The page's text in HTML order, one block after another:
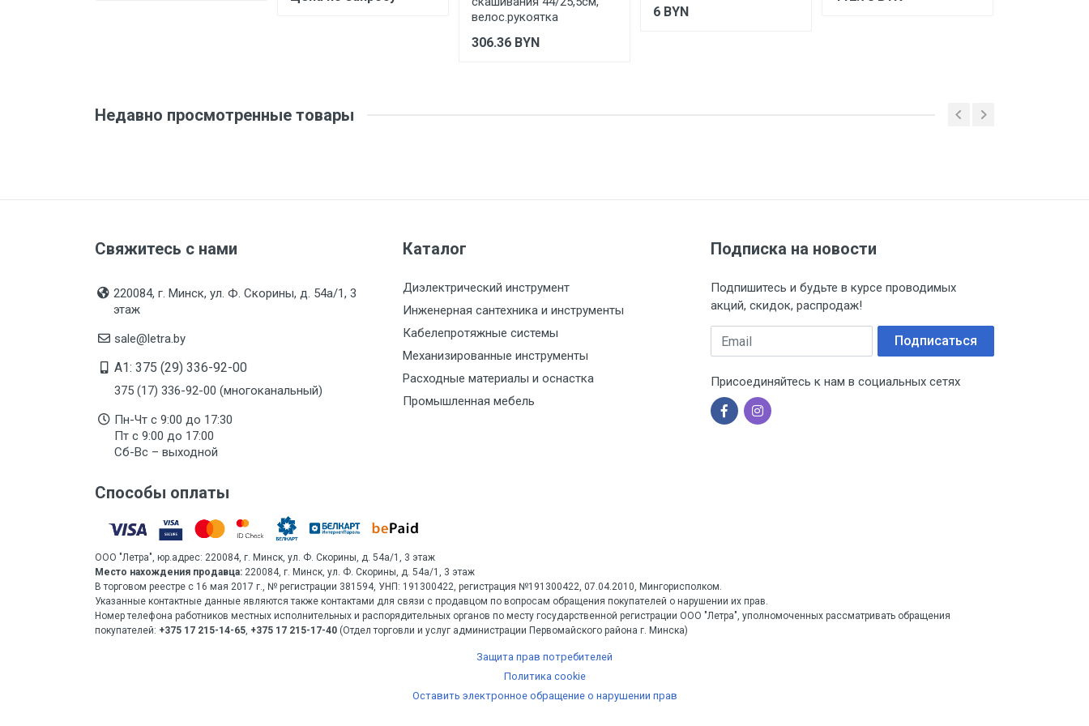
велос.рукоятка
306.36 BYN
6 BYN
Недавно просмотренные товары
Свяжитесь с нами
220084, г. Минск, ул. Ф. Скорины, д. 54а/1, 3
этаж
sale@letra.by
A1: 375 (29) 336-92-00
375 (17) 336-92-00 (многоканальный)
Пн-Чт с 9:00 до 17:30
Пт с 9:00 до 17:00
Сб-Вс – выходной
Каталог
Диэлектрический инструмент
Инженерная сантехника и инструменты
Кабелепротяжные системы
Механизированные инструменты
Расходные материалы и оснастка
Промышленная мебель
Подписка на новости
Подпишитесь и будьте в курсе проводимых
акций, скидок, распродаж!
Email Подписаться
Присоединяйтесь к нам в социальных сетях
Способы оплаты
ООО "Летра", юр.адрес: 220084, г. Минск, ул. Ф. Скорины, д. 54а/1, 3 этаж
Место нахождения продавца: 220084, г. Минск, ул. Ф. Скорины, д. 54а/1, 3 этаж
В торговом реестре с 16 мая 2017 г., № регистрации 381594, УНП: 191300422, регистрация №191300422, 07.04.2010, Мингорисполком.
Указанные контактные данные являются также контактами для связи с продавцом по вопросам обращения покупателей о нарушении их прав.
Номер телефона работников местных исполнительных и распорядительных органов по месту государственной регистрации ООО "Летра", уполномоченных рассматривать обращения
покупателей: +375 17 215-14-65 +375 17 215-17-40 (Отдел торговли и услуг администрации Первомайского района г. Минска)
Защита прав потребителей
Политика cookie
Оставить электронное обращение о нарушении прав